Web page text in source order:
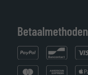
Betaalmethoden